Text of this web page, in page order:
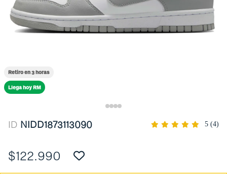
Retiro en 3 horas
Llega hoy RM
ID NIDD1873113090 5 (4)
$122.990